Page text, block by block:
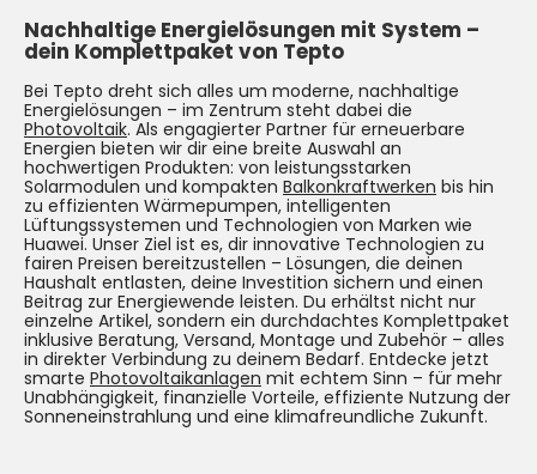
Nachhaltige Energielösungen mit System –
dein Komplettpaket von Tepto
Bei Tepto dreht sich alles um moderne, nachhaltige
Energielösungen – im Zentrum steht dabei die
Photovoltaik. Als engagierter Partner für erneuerbare
Energien bieten wir dir eine breite Auswahl an
hochwertigen Produkten: von leistungsstarken
Solarmodulen und kompakten Balkonkraftwerken bis hin
zu effizienten Wärmepumpen, intelligenten
Lüftungssystemen und Technologien von Marken wie
Huawei. Unser Ziel ist es, dir innovative Technologien zu
fairen Preisen bereitzustellen – Lösungen, die deinen
Haushalt entlasten, deine Investition sichern und einen
Beitrag zur Energiewende leisten. Du erhältst nicht nur
einzelne Artikel, sondern ein durchdachtes Komplettpaket
inklusive Beratung, Versand, Montage und Zubehör – alles
in direkter Verbindung zu deinem Bedarf. Entdecke jetzt
smarte Photovoltaikanlagen mit echtem Sinn – für mehr
Unabhängigkeit, finanzielle Vorteile, effiziente Nutzung der
Sonneneinstrahlung und eine klimafreundliche Zukunft.